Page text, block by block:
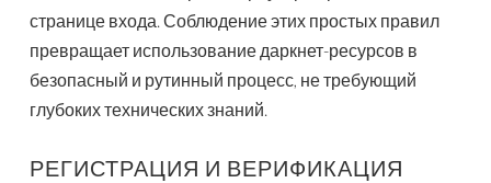
странице входа. Соблюдение этих простых правил
превращает использование даркнет-ресурсов в
безопасный и рутинный процесс, не требующий
глубоких технических знаний.
РЕГИСТРАЦИЯ И ВЕРИФИКАЦИЯ